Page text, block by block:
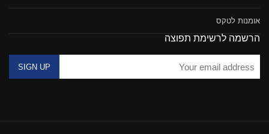
אומנות לטקס
הרשמה לרשימת תפוצה